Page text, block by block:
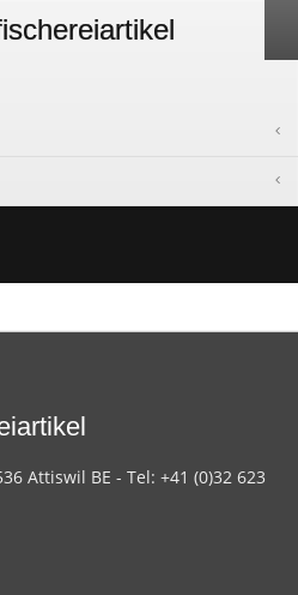
Attiswil BE - Tel: +41 (0)32 623